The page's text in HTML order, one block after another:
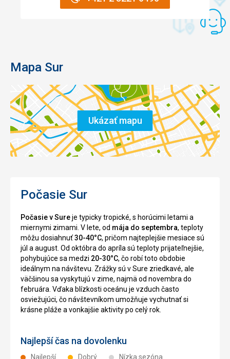
Mapa Sur
Ukázať mapu
Počasie Sur
Počasie v Sureje typicky tropické, s horúcimi letami a
miernymi zimami. V lete, od mája do septembra, teploty
môžu dosiahnuť30-40°C, pričom najteplejšie mesiace sú
júl a august. Od októbra do apríla sú teploty prijateľnejšie,
pohybujúce sa medzi 20-30°C, čo robí toto obdobie
ideálnym na návštevu. Zrážky sú v Sure zriedkavé, ale
väčšinou sa vyskytujú v zime, najmä od novembra do
februára. Vďaka blízkosti oceánu je vzduch často
osviežujúci, čo návštevníkom umožňuje vychutnať si
krásne pláže a vonkajšie aktivity po celý rok.
Najlepší čas na dovolenku
Najlepší Dobrý Nízka sezóna